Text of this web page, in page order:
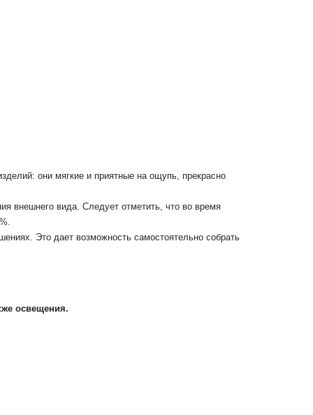
они мягкие и приятные на ощупь, прекрасно
внешнего вида. Следует отметить, что во время
Это дает возможность самостоятельно собрать
освещения.